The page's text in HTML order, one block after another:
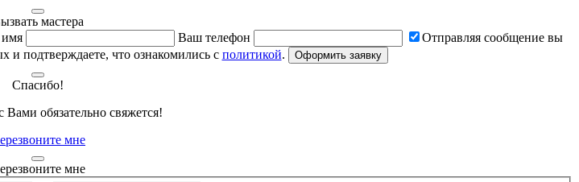
мастера
Ваш телефон
Отправляя сообщение вы
подтверждаете, что ознакомились с политикой. Оформить заявку
Спасибо!
обязательно свяжется!
мне
мне